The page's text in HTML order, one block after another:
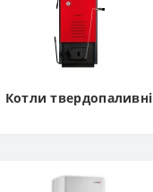
Котли твердопаливні